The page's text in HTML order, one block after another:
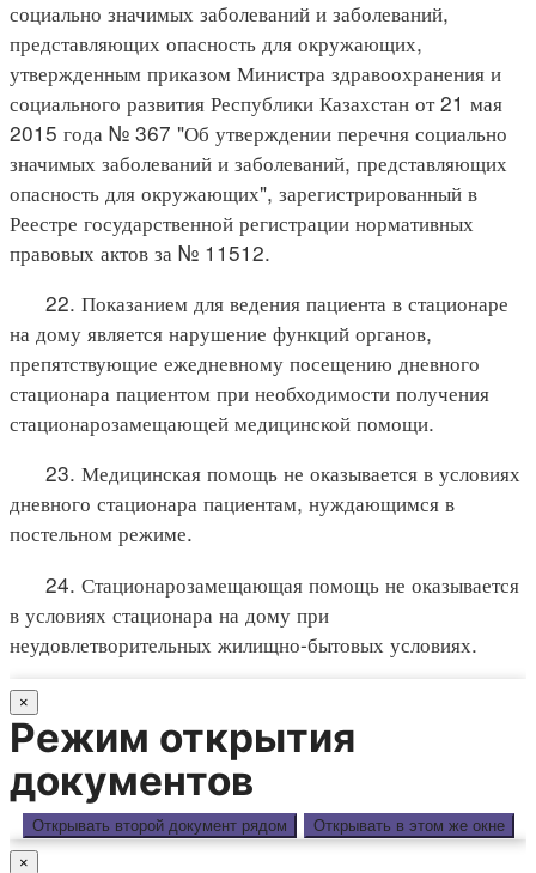
социально значимых заболеваний и заболеваний,
представляющих опасность для окружающих,
утвержденным приказом Министра здравоохранения и
социального развития Республики Казахстан от 21 мая
2015 года № 367 "Об утверждении перечня социально
значимых заболеваний и заболеваний, представляющих
опасность для окружающих", зарегистрированный в
Реестре государственной регистрации нормативных
правовых актов за № 11512.
22. Показанием для ведения пациента в стационаре
на дому является нарушение функций органов,
препятствующие ежедневному посещению дневного
стационара пациентом при необходимости получения
стационарозамещающей медицинской помощи.
23. Медицинская помощь не оказывается в условиях
дневного стационара пациентам, нуждающимся в
постельном режиме.
24. Стационарозамещающая помощь не оказывается
в условиях стационара на дому при
неудовлетворительных жилищно-бытовых условиях.
×
Режим открытия
документов
Открывать второй документ рядом Открывать в этом же окне
×